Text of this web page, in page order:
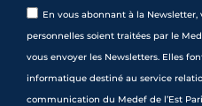
En vous abonnant à la
personnelles soient traitées par le
vous envoyer les Newsletters. Elles
informatique destiné au service
communication du Medef de l’Est